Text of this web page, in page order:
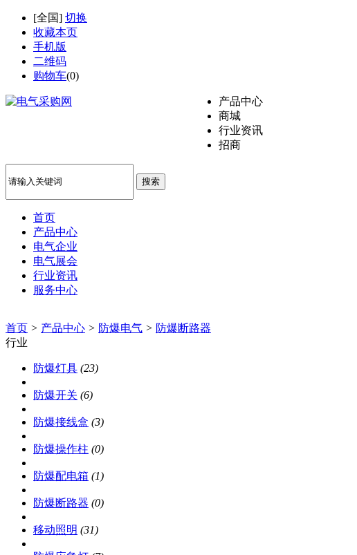
[全国] 切换
收藏本页
手机版
二维码
购物车(0)
产品中心
商城
行业资讯
招商
搜索
首页
产品中心
电气企业
电气展会
行业资讯
服务中心
首页 > 产品中心 > 防爆电气 > 防爆断路器
行业
防爆灯具 (23)
防爆开关 (6)
防爆接线盒 (3)
防爆操作柱 (0)
防爆配电箱 (1)
防爆断路器 (0)
移动照明 (31)